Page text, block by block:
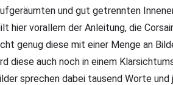
und gut getrennten
hier vorallem der Anleitung, die
genug diese mit einer Menge an
diese auch noch in einem
sprechen dabei tausend Worte